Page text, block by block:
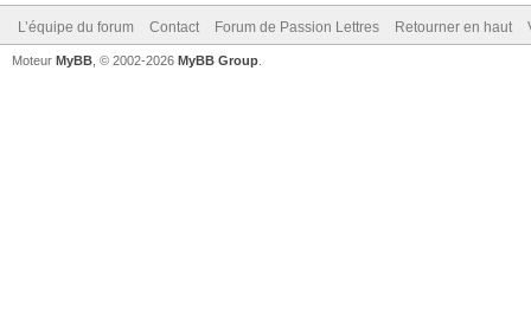
L’équipe du forum Contact Forum de Passion Lettres Retourner en haut
Moteur MyBB , © 2002-2026 MyBB Group